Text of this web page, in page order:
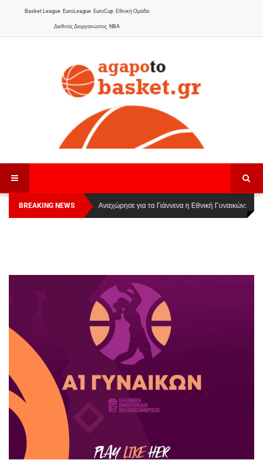
Basket League EuroLeague EuroCup Εθνική Ομάδα
Διεθνείς Διοργανώσεις NBA
BREAKING NEWS
Οι Πάνθηρες Καβάλας στην Women Basketball
League 1
Αναχώρησε για τα Γιάννενα η Εθνική Γυναικών: